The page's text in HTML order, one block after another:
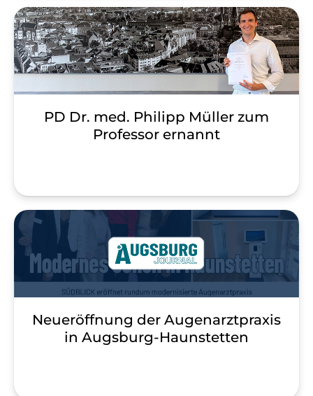
PD Dr. med. Philipp Müller zum
Professor ernannt
Neueröffnung der Augenarztpraxis
in Augsburg-Haunstetten